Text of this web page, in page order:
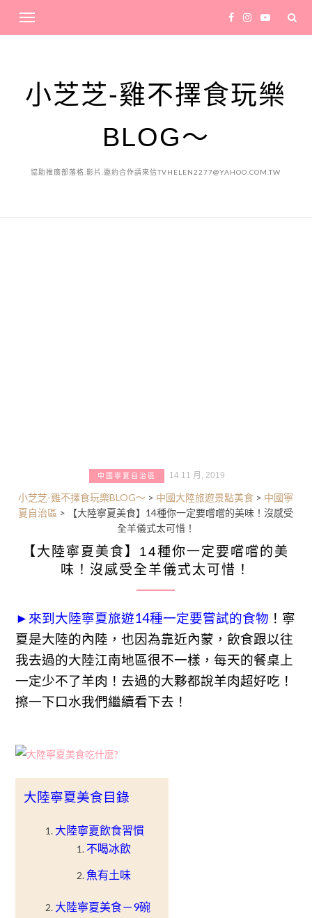
小芝芝-雞不擇食玩樂
BLOG～
協助推廣部落格.影片.邀約合作請來信TVHELEN2277@YAHOO.COM.TW
中國寧夏自治區 14 11 月, 2019
小芝芝-雞不擇食玩樂BLOG～ > 中國大陸旅遊景點美食 > 中國寧
夏自治區 >
【大陸寧夏美食】14種你一定要嚐嚐的美味！沒感受
全羊儀式太可惜！
【大陸寧夏美食】14種你一定要嚐嚐的美
味！沒感受全羊儀式太可惜！
►來到大陸寧夏旅遊14種一定要嘗試的食物 ！寧
夏是大陸的內陸，也因為靠近內蒙，飲食跟以往
我去過的大陸江南地區很不一樣，每天的餐桌上
一定少不了羊肉！去過的大夥都說羊肉超好吃！
擦一下口水我們繼續看下去！
大陸寧夏美食目錄
大陸寧夏飲食習慣
不喝冰飲
魚有土味
大陸寧夏美食－9碗